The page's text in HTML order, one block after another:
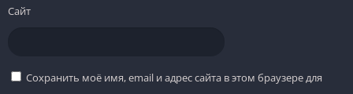
Сайт
Сохранить моё имя, email и адрес сайта в этом браузере для